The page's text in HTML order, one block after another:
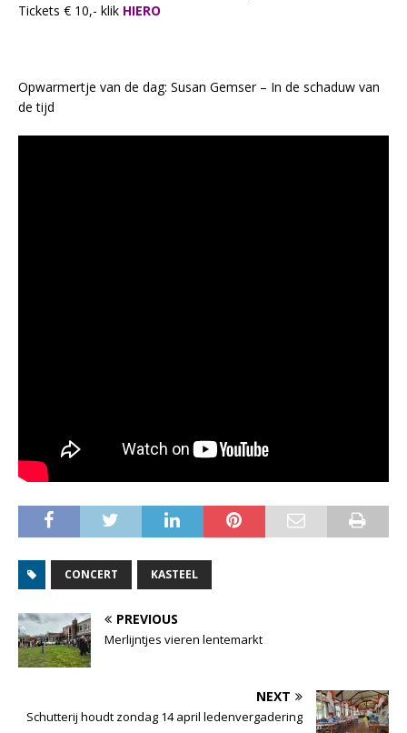
Tickets € 10,- klik HIERO
Opwarmertje van de dag: Susan Gemser – In de schaduw van
de tijd
CONCERT KASTEEL
PREVIOUS
Merlijntjes vieren lentemarkt
NEXT
Schutterij houdt zondag 14 april ledenvergadering